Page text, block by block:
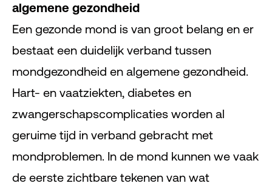
algemene gezondheid
Een gezonde mond is van groot belang en er
bestaat een duidelijk verband tussen
mondgezondheid en algemene gezondheid.
Hart- en vaatziekten, diabetes en
zwangerschapscomplicaties worden al
geruime tijd in verband gebracht met
mondproblemen. In de mond kunnen we vaak
de eerste zichtbare tekenen van wat